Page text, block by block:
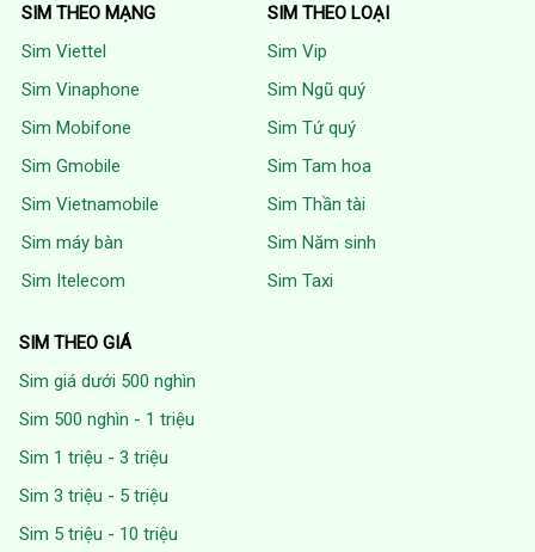
SIM THEO MẠNG
Sim Viettel
Sim Vinaphone
Sim Mobifone
Sim Gmobile
Sim Vietnamobile
Sim máy bàn
Sim Itelecom
SIM THEO LOẠI
Sim Vip
Sim Ngũ quý
Sim Tứ quý
Sim Tam hoa
Sim Thần tài
Sim Năm sinh
Sim Taxi
SIM THEO GIÁ
Sim giá dưới 500 nghìn
Sim 500 nghìn - 1 triệu
Sim 1 triệu - 3 triệu
Sim 3 triệu - 5 triệu
Sim 5 triệu - 10 triệu